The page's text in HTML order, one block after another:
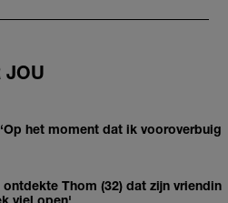
JOU
het moment dat ik vooroverbuig
Thom (32) dat zijn vriendin
viel open'